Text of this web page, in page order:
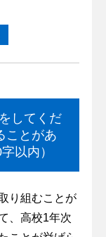
してくだ
ことがあ
以内）
り組むことが
、高校1年次